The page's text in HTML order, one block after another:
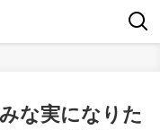
な実になりた